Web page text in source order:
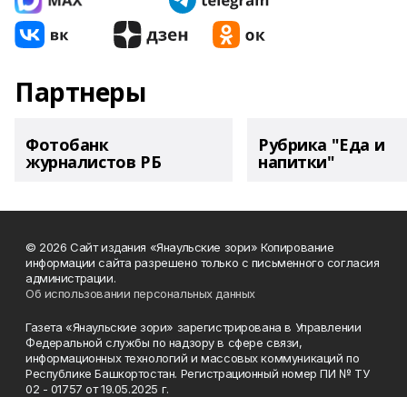
Партнеры
Фотобанк
журналистов РБ
Рубрика "Еда и
напитки"
© 2026 Сайт издания «Янаульские зори» Копирование
информации сайта разрешено только с письменного согласия
администрации.
Об использовании персональных данных
Газета «Янаульские зори» зарегистрирована в Управлении
Федеральной службы по надзору в сфере связи,
информационных технологий и массовых коммуникаций по
Республике Башкортостан. Регистрационный номер ПИ № ТУ
02 - 01757 от 19.05.2025 г.